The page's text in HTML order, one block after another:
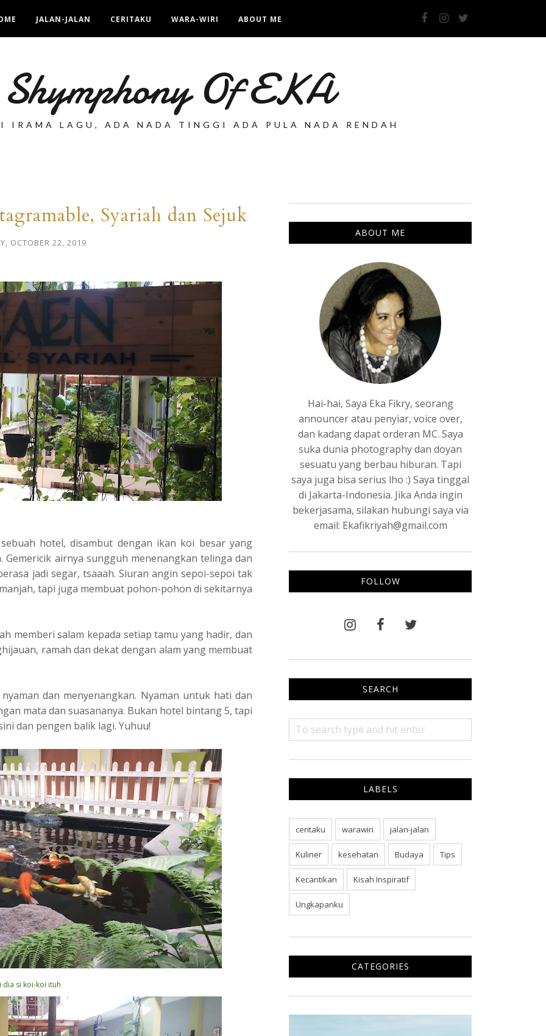
JALAN-JALAN CERITAKU WARA-WIRI ABOUT ME
Of EKA
IRAMA LAGU, ADA NADA TINGGI ADA PULA NADA RENDAH
Syariah dan Sejuk
OCTOBER 22, 2019
hotel, disambut dengan ikan koi besar yang
airnya sungguh menenangkan telinga dan
jadi segar, tsaaah. Siuran angin sepoi-sepoi tak
tapi juga membuat pohon-pohon di sekitarnya
memberi salam kepada setiap tamu yang hadir, dan
ramah dan dekat dengan alam yang membuat
dan menyenangkan. Nyaman untuk hati dan
mata dan suasananya. Bukan hotel bintang 5, tapi
dan pengen balik lagi. Yuhuu!
dia si koi-koi ituh
ABOUT ME
Hai-hai, Saya Eka Fikry, seorang
announcer atau penyiar, voice over,
dan kadang dapat orderan MC. Saya
suka dunia photography dan doyan
sesuatu yang berbau hiburan. Tapi
saya juga bisa serius lho :) Saya tinggal
di Jakarta-Indonesia. Jika Anda ingin
bekerjasama, silakan hubungi saya via
email: Ekafikriyah@gmail.com
FOLLOW
SEARCH
LABELS
ceritaku warawiri jalan-jalan
Kuliner kesehatan Budaya Tips
Kecantikan Kisah Inspiratif
Ungkapanku
CATEGORIES